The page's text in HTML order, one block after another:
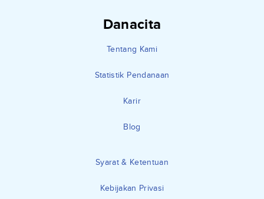
Danacita
Tentang Kami
Statistik Pendanaan
Karir
Blog
Syarat & Ketentuan
Kebijakan Privasi